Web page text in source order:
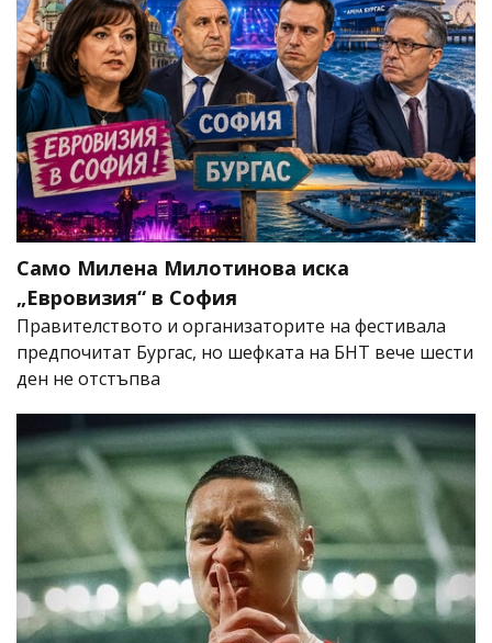
Само Милена Милотинова иска
„Евровизия“ в София
Правителството и организаторите на фестивала
предпочитат Бургас, но шефката на БНТ вече шести
ден не отстъпва